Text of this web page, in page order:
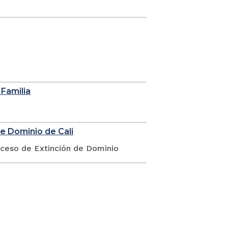
Dominio de Cali
de Extinción de Dominio